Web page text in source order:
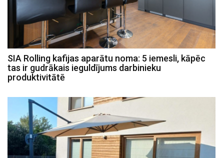
SIA Rolling kafijas aparātu noma: 5 iemesli, kāpēc
tas ir gudrākais ieguldījums darbinieku
produktivitātē